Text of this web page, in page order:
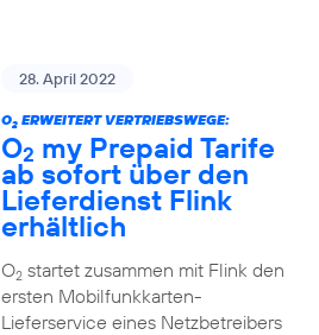
28. April 2022
O2ERWEITERT VERTRIEBSWEGE:
O2 my Prepaid Tarife
ab sofort über den
Lieferdienst Flink
erhältlich
O2startet zusammen mit Flink den
ersten Mobilfunkkarten-
Lieferservice eines Netzbetreibers